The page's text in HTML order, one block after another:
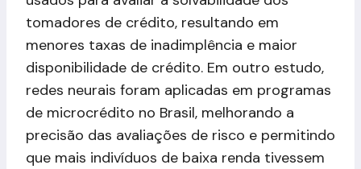
tomadores de crédito, resultando em
menores taxas de inadimplência e maior
disponibilidade de crédito. Em outro estudo,
redes neurais foram aplicadas em programas
de microcrédito no Brasil, melhorando a
precisão das avaliações de risco e permitindo
que mais indivíduos de baixa renda tivessem